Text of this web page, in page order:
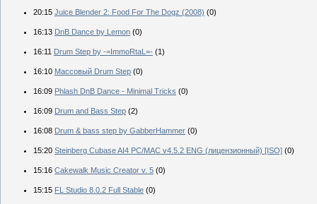
20:15 Juice Blender 2: Food For The Dogz (2008) (0)
16:13 DnB Dance by Lemon (0)
16:11 Drum Step by -=ImmoRtaL=- (1)
16:10 Массовый Drum Step (0)
16:09 Phlash DnB Dance - Minimal Tricks (0)
16:09 Drum and Bass Step (2)
16:08 Drum & bass step by GabberHammer (0)
15:20 Steinberg Cubase AI4 PC/MAC v4.5.2 ENG (лицензионный) [ISO] (0)
15:16 Cakewalk Music Creator v. 5 (0)
15:15 FL Studio 8.0.2 Full Stable (0)